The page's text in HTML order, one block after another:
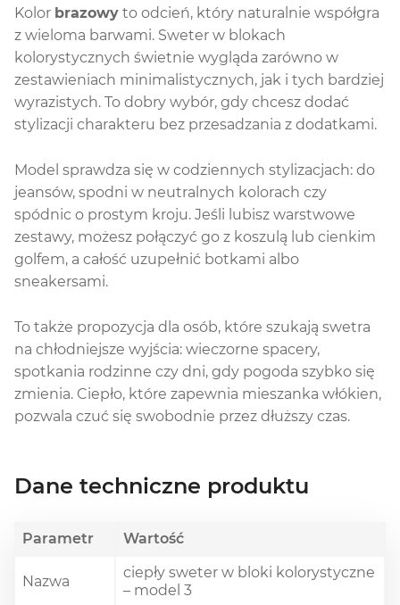
Kolor brazowy to odcień, który naturalnie współgra
z wieloma barwami. Sweter w blokach
kolorystycznych świetnie wygląda zarówno w
zestawieniach minimalistycznych, jak i tych bardziej
wyrazistych. To dobry wybór, gdy chcesz dodać
stylizacji charakteru bez przesadzania z dodatkami.
Model sprawdza się w codziennych stylizacjach: do
jeansów, spodni w neutralnych kolorach czy
spódnic o prostym kroju. Jeśli lubisz warstwowe
zestawy, możesz połączyć go z koszulą lub cienkim
golfem, a całość uzupełnić botkami albo
sneakersami.
To także propozycja dla osób, które szukają swetra
na chłodniejsze wyjścia: wieczorne spacery,
spotkania rodzinne czy dni, gdy pogoda szybko się
zmienia. Ciepło, które zapewnia mieszanka włókien,
pozwala czuć się swobodnie przez dłuższy czas.
Dane techniczne produktu
Parametr Wartość
Nazwa
ciepły sweter w bloki kolorystyczne
– model 3